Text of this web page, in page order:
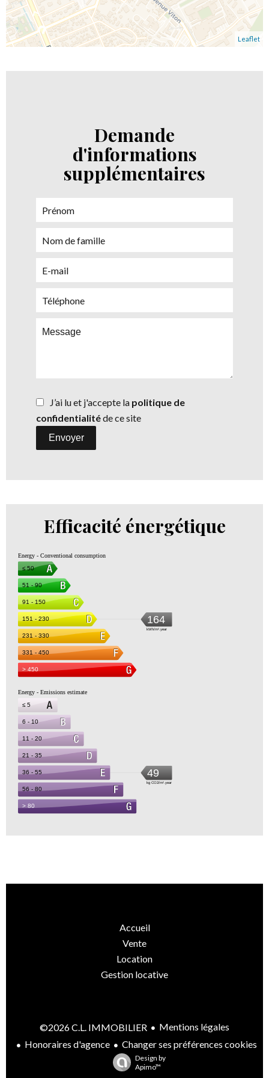
Leaflet
Demande
d'informations
supplémentaires
J’ai lu et j'accepte la politique de
confidentialitéde ce site
Envoyer
Efficacité énergétique
Accueil
Vente
Location
Gestion locative
©2026 C.L. IMMOBILIER
Mentions légales
Honoraires d'agence
Changer ses préférences cookies
Design by
Apimo™